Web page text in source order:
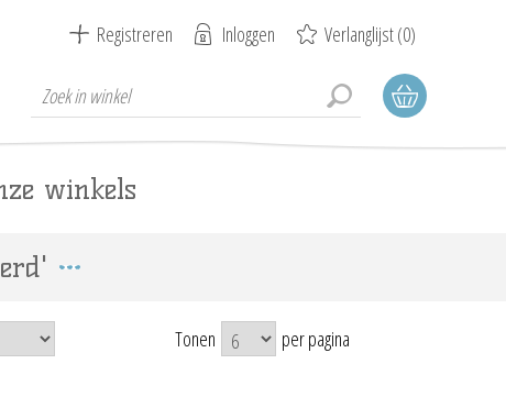
Registreren Inloggen Verlanglijst(0)
winkels
Tonen per pagina